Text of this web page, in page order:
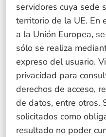
servidores cuya sede
territorio de la UE. En
a la Unión Europea,
sólo se realiza
expreso del usuario.
privacidad para
derechos de acceso,
de datos, entre otros.
solicitados como
resultado no poder